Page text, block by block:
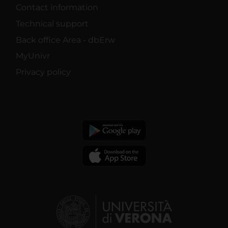
Contact information
Technical support
Back office Area - dbErw
MyUnivr
Privacy policy